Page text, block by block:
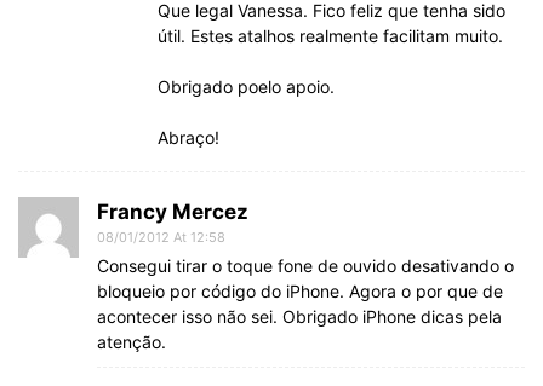
Que legal Vanessa. Fico feliz que tenha sido
útil. Estes atalhos realmente facilitam muito.
Obrigado poelo apoio.
Abraço!
Francy Mercez
08/01/2012 At 12:58
Consegui tirar o toque fone de ouvido desativando o
bloqueio por código do iPhone. Agora o por que de
acontecer isso não sei. Obrigado iPhone dicas pela
atenção.